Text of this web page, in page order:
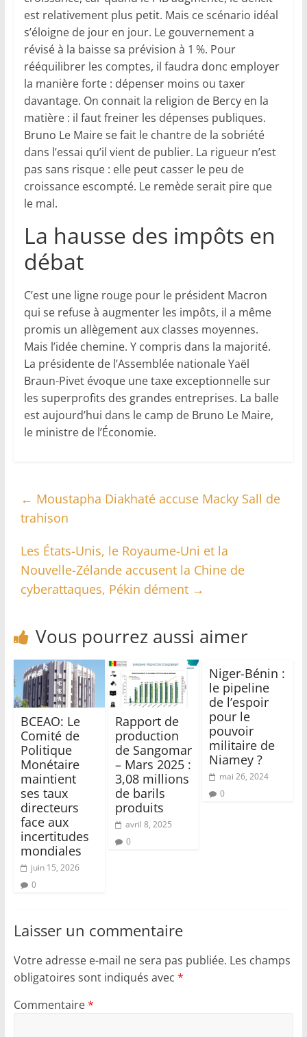
est relativement plus petit. Mais ce scénario idéal
s’éloigne de jour en jour. Le gouvernement a
révisé à la baisse sa prévision à 1 %. Pour
rééquilibrer les comptes, il faudra donc employer
la manière forte : dépenser moins ou taxer
davantage. On connait la religion de Bercy en la
matière : il faut freiner les dépenses publiques.
Bruno Le Maire se fait le chantre de la sobriété
dans l’essai qu’il vient de publier. La rigueur n’est
pas sans risque : elle peut casser le peu de
croissance escompté. Le remède serait pire que
le mal.
La hausse des impôts en
débat
C’est une ligne rouge pour le président Macron
qui se refuse à augmenter les impôts, il a même
promis un allègement aux classes moyennes.
Mais l’idée chemine. Y compris dans la majorité.
La présidente de l’Assemblée nationale Yaël
Braun-Pivet évoque une taxe exceptionnelle sur
les superprofits des grandes entreprises. La balle
est aujourd’hui dans le camp de Bruno Le Maire,
le ministre de l’Économie.
← Moustapha Diakhaté accuse Macky Sall de
trahison
Les États-Unis, le Royaume-Uni et la
Nouvelle-Zélande accusent la Chine de
cyberattaques, Pékin dément →
Vous pourrez aussi aimer
BCEAO: Le
Comité de
Politique
Monétaire
maintient
ses taux
directeurs
face aux
incertitudes
mondiales
juin 15, 2026
0
Rapport de
production
de Sangomar
– Mars 2025 :
3,08 millions
de barils
produits
avril 8, 2025
0
Niger-Bénin :
le pipeline
de l’espoir
pour le
pouvoir
militaire de
Niamey ?
mai 26, 2024
0
Laisser un commentaire
Votre adresse e-mail ne sera pas publiée. Les champs
obligatoires sont indiqués avec *
Commentaire*